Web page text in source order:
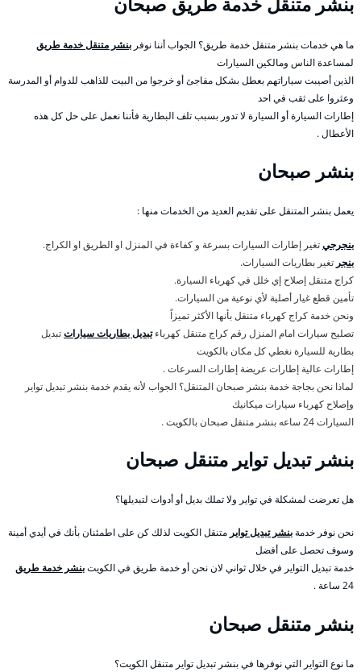
ما هي خدمات بنشر متنقل خدمة طريق؟ الجواب أننا نوفر بنشر متنقل خدمة طريق
لمساعدة الناس ومالكين السيارات
الذين أصيبت سياراتهم بعطل بشكل مفاجئ أو خرجوا من البيت للذاهب للدوام أو المدرسة
وعثروا على ثقب في احد
إطارات السيارة أو السيارة لا تدور بسبب تلف البطارية فأننا نعمل على حل كل هذه
الأعطال .
بنشر صبحان
يعمل بنشر المتنقل على تقديم العديد من الخدمات منها :
بنجرجيتغير إطارات السيارات بسرعة و كفاءة في المنزل او الطريق او الكراج.
بنجر تغير بطاريات السيارات.
كراج متنقل إصلاح إي خلل في كهرباء السيارة.
تأمين قطع غيار أصلية لأي نوعية من السيارات.
ونحن خدمة كراج كهرباء متنقل بأنها الأكثر تميزاً
تصليح سيارات امام المنزل رقم كراج متنقل كهرباءتبديل بطاريات سياراتتبديل
بطارية للسيارة نغطي كل مكان بالكويت
إطارات عالية إطارات عريضة إطارات السرعات .
لماذا نحن بجاجة خدمة بنشر صبحان المتنقل؟ الجواب لأنه يقدم خدمة بنشر تبديل تواير
وإصلاح كهرباء سيارات ميكانيك
السيارات 24 ساعه بنشر متنقل صبحان بالكويت .
بنشر تبديل تواير متنقل صبحان
هل تعرضت لمشكلة في تواير ولا تملك بديل أو أدوات لتبديلها؟
نحن نوفر خدمةبنشر تبديل تواير متنقل الكويت لذلك كن على اطمئنان بأنك في أيدي أمينة
وسوف تحصل على أفضل
خدمة تبديل التواير في خلال ثواني لان نحن أو خدمة طريق في الكويتبنشر خدمة طريق
24 ساعة .
بنشر متنقل صبحان
ما نوع التواير التي نوفرها في بنشر تبديل تواير متنقل الكويت؟